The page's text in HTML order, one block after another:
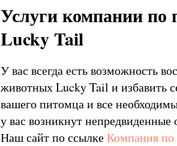
Услуги компании по
Lucky Tail
У вас всегда есть возможность
животных Lucky Tail и избавить
вашего питомца и все
у вас возникнут
Наш сайт по ссылкеКомпания по